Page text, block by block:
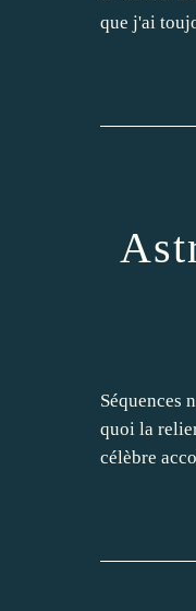
que j'ai
Séquences
quoi la
célèbre